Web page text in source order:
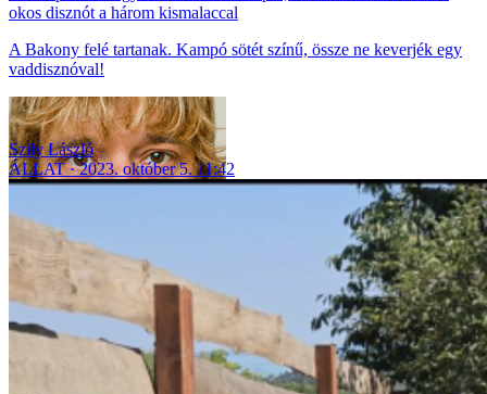
okos disznót a három kismalaccal
A Bakony felé tartanak. Kampó sötét színű, össze ne keverjék egy
vaddisznóval!
Szily László
ÁLLAT
2023. október 5. 11:42